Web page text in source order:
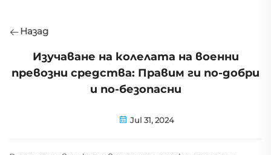
Назад
Изучаване на колелата на военни
превозни средства: Правим ги по-добри
и по-безопасни
Jul 31, 2024